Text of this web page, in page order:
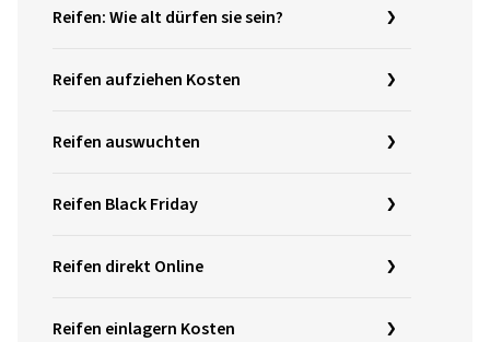
Reifen: Wie alt dürfen sie sein?
Reifen aufziehen Kosten
Reifen auswuchten
Reifen Black Friday
Reifen direkt Online
Reifen einlagern Kosten